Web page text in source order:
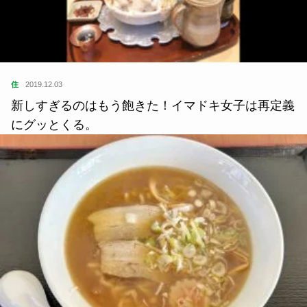
住 2019.12.03
新しすぎるのはもう飽きた！イマドキ女子は再定義
にグッとくる。